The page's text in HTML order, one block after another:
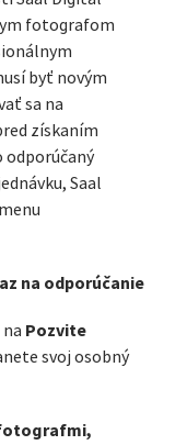
fotografom
byť novým
sa na
získaním
odporúčaný
Saal
na odporúčanie
Pozvite
svoj osobný